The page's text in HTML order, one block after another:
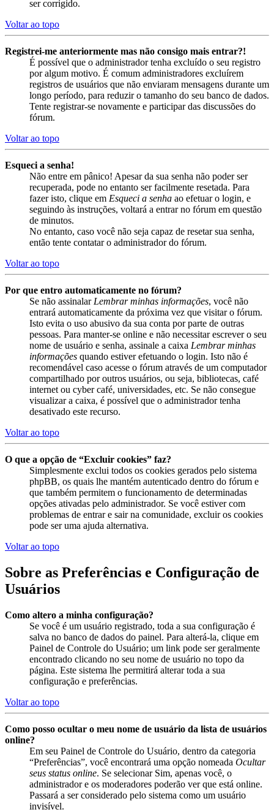
ser corrigido.
Voltar ao topo
Registrei-me anteriormente mas não consigo mais entrar?!
É possível que o administrador tenha excluído o seu registro
por algum motivo. É comum administradores excluírem
registros de usuários que não enviaram mensagens durante um
longo período, para reduzir o tamanho do seu banco de dados.
Tente registrar-se novamente e participar das discussões do
fórum.
Voltar ao topo
Esqueci a senha!
Não entre em pânico! Apesar da sua senha não poder ser
recuperada, pode no entanto ser facilmente resetada. Para
fazer isto, clique em Esqueci a senha ao efetuar o login, e
seguindo às instruções, voltará a entrar no fórum em questão
de minutos.
No entanto, caso você não seja capaz de resetar sua senha,
então tente contatar o administrador do fórum.
Voltar ao topo
Por que entro automaticamente no fórum?
Se não assinalar Lembrar minhas informações, você não
entrará automaticamente da próxima vez que visitar o fórum.
Isto evita o uso abusivo da sua conta por parte de outras
pessoas. Para manter-se online e não necessitar escrever o seu
nome de usuário e senha, assinale a caixa Lembrar minhas
informações quando estiver efetuando o login. Isto não é
recomendável caso acesse o fórum através de um computador
compartilhado por outros usuários, ou seja, bibliotecas, café
internet ou cyber café, universidades, etc. Se não consegue
visualizar a caixa, é possível que o administrador tenha
desativado este recurso.
Voltar ao topo
O que a opção de “Excluir cookies” faz?
Simplesmente exclui todos os cookies gerados pelo sistema
phpBB, os quais lhe mantém autenticado dentro do fórum e
que também permitem o funcionamento de determinadas
opções ativadas pelo administrador. Se você estiver com
problemas de entrar e sair na comunidade, excluir os cookies
pode ser uma ajuda alternativa.
Voltar ao topo
Sobre as Preferências e Configuração de
Usuários
Como altero a minha configuração?
Se você é um usuário registrado, toda a sua configuração é
salva no banco de dados do painel. Para alterá-la, clique em
Painel de Controle do Usuário; um link pode ser geralmente
encontrado clicando no seu nome de usuário no topo da
página. Este sistema lhe permitirá alterar toda a sua
configuração e preferências.
Voltar ao topo
Como posso ocultar o meu nome de usuário da lista de usuários
online?
Em seu Painel de Controle do Usuário, dentro da categoria
“Preferências”, você encontrará uma opção nomeada Ocultar
seus status online. Se selecionar Sim, apenas você, o
administrador e os moderadores poderão ver que está online.
Passará a ser considerado pelo sistema como um usuário
invisível.